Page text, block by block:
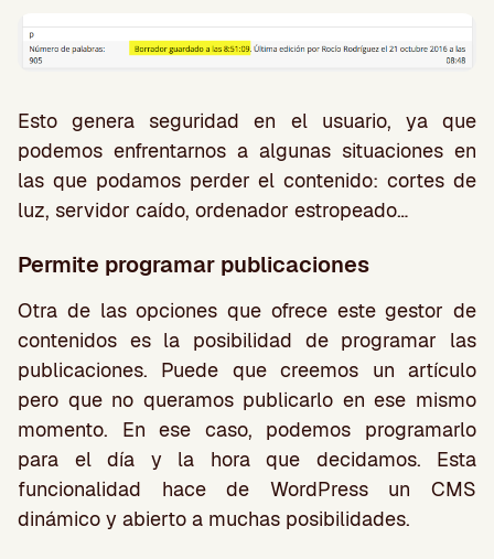
Esto genera seguridad en el usuario, ya que
podemos enfrentarnos a algunas situaciones en
las que podamos perder el contenido: cortes de
luz, servidor caído, ordenador estropeado…
Permite programar publicaciones
Otra de las opciones que ofrece este gestor de
contenidos es la posibilidad de programar las
publicaciones. Puede que creemos un artículo
pero que no queramos publicarlo en ese mismo
momento. En ese caso, podemos programarlo
para el día y la hora que decidamos. Esta
funcionalidad hace de WordPress un CMS
dinámico y abierto a muchas posibilidades.